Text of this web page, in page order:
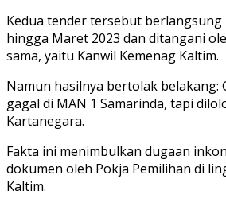
Kedua tender tersebut berlangsung
hingga Maret 2023 dan ditangani
sama, yaitu Kanwil Kemenag Kaltim.
Namun hasilnya bertolak belakang:
gagal di MAN 1 Samarinda, tapi
Kartanegara.
Fakta ini menimbulkan dugaan
dokumen oleh Pokja Pemilihan di
Kaltim.